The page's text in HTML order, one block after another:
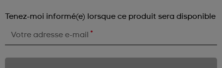
Tenez-moi informé(e) lorsque ce produit sera disponible
Votre adresse e-mail *